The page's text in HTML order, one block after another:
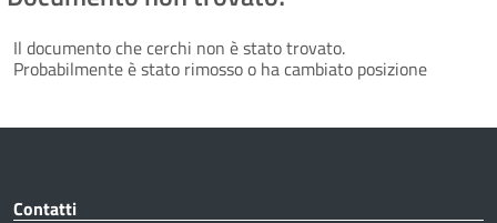
Il documento che cerchi non è stato trovato.
Probabilmente è stato rimosso o ha cambiato posizione
Contatti